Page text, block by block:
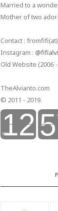
Married to a
Mother of two
Contact :
Instagram :
Old Website (2006 -
TheAlvianto.com
© 2011 - 2019.